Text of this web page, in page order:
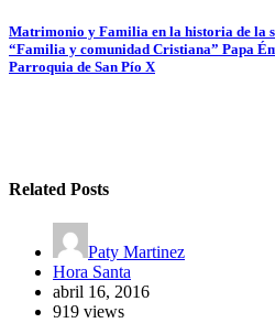
entradas
Matrimonio y Familia en la historia de la
“Familia y comunidad Cristiana” Papa
Parroquia de San Pío X
Related Posts
Paty Martinez
Hora Santa
abril 16, 2016
919 views